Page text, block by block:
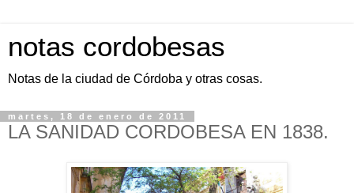
notas cordobesas
Notas de la ciudad de Córdoba y otras cosas.
martes, 18 de enero de 2011
LA SANIDAD CORDOBESA EN 1838.